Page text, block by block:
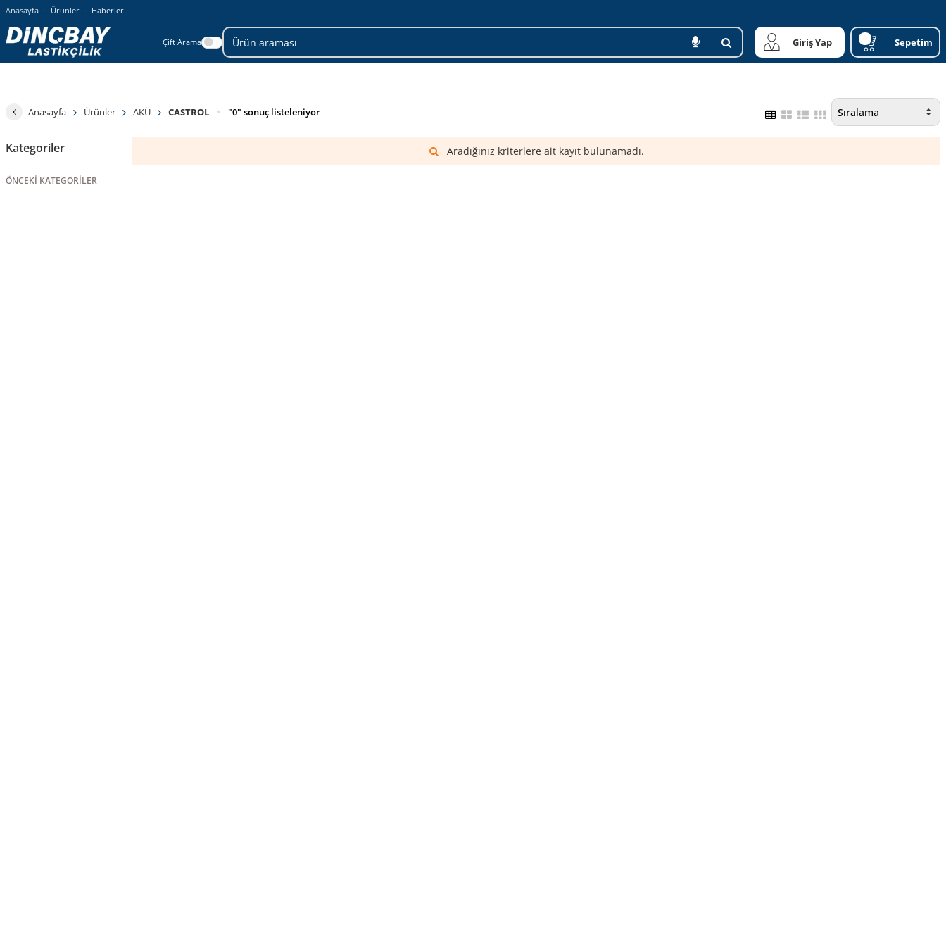
Anasayfa Ürünler Haberler
Çift Arama Giriş Yap Sepetim
Anasayfa Ürünler AKÜ CASTROL "0" sonuç listeleniyor
Kategoriler
ÖNCEKI KATEGORILER
Aradığınız kriterlere ait kayıt bulunamadı.